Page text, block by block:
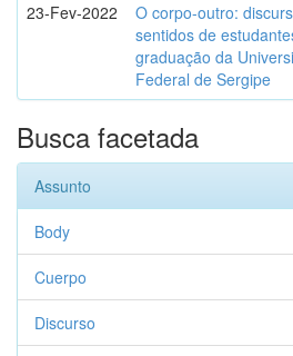
23-Fev-2022
O corpo-outro:
sentidos de
graduação da
Federal de Sergipe
Busca facetada
Assunto
Body
Cuerpo
Discurso